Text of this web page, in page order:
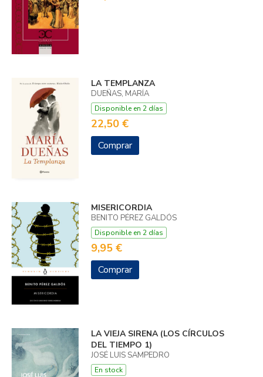
LA TEMPLANZA
DUEÑAS, MARÍA
Disponible en 2 días
22,50 €
Comprar
MISERICORDIA
BENITO PÉREZ GALDÓS
Disponible en 2 días
9,95 €
Comprar
LA VIEJA SIRENA (LOS CÍRCULOS
DEL TIEMPO 1)
JOSÉ LUIS SAMPEDRO
En stock